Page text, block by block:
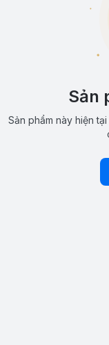
Sản
Sản phẩm này hiện